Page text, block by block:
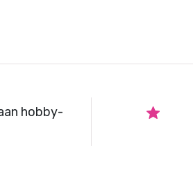
hobby-